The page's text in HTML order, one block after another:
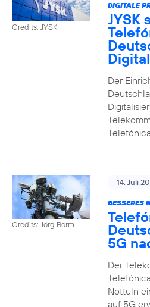
Credits: JYSK
DIGITALE
JYSK
Der
Credits: Jörg Borm
14. Juli
BESSERES
5G
Der
Nottuln
auf 5G